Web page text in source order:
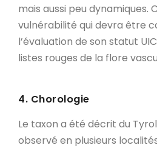
mais aussi peu dynamiques.
vulnérabilité qui devra être
l’évaluation de son statut
listes rouges de la flore
4. Chorologie
Le taxon a été décrit du
observé en plusieurs